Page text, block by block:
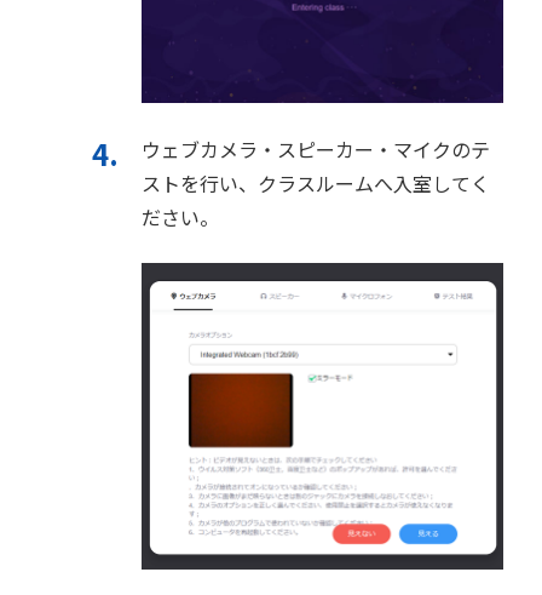
ウェブカメラ・スピーカー・マイクのテ
ストを行い、クラスルームへ入室してく
ださい。